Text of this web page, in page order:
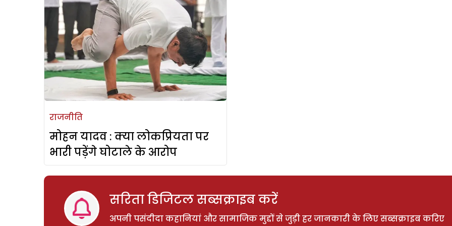
राजनीति
मोहन यादव : क्या लोकप्रियता पर
भारी पड़ेंगे घोटाले के आरोप
सरिता डिजिटल सब्सक्राइब करें
अपनी पसंदीदा कहानियां और सामाजिक मुद्दों से जुड़ी हर जानकारी के लिए सब्सक्राइब करिए